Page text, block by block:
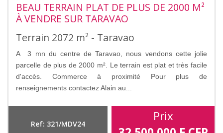
BEAU TERRAIN PLAT DE PLUS DE 2000 M²
À VENDRE SUR TARAVAO
Terrain 2072 m² - Taravao
A 3 mn du centre de Taravao, nous vendons cette jolie
parcelle de plus de 2000 m². Le terrain est plat et très facile
d'accès. Commerce à proximité Pour plus de
renseignements contactez Alain au...
Ref: 321/MDV24
Prix